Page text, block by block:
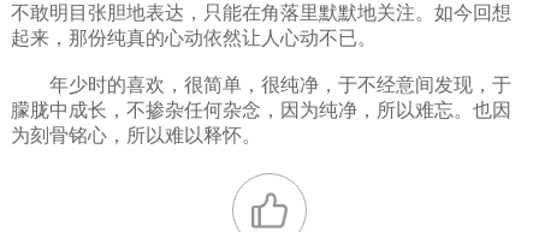
不敢明目张胆地表达，只能在角落里默默地关注。如今回想
起来，那份纯真的心动依然让人心动不已。
年少时的喜欢，很简单，很纯净，于不经意间发现，于
朦胧中成长，不掺杂任何杂念，因为纯净，所以难忘。也因
为刻骨铭心，所以难以释怀。